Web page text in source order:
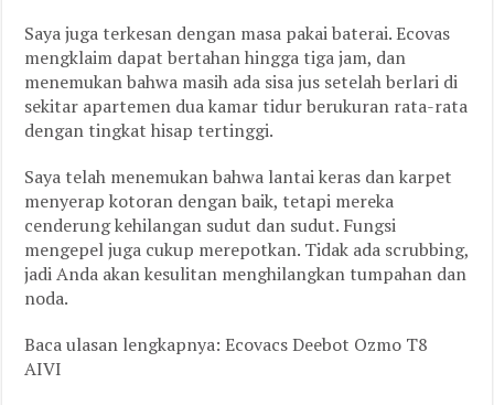
Saya juga terkesan dengan masa pakai baterai. Ecovas
mengklaim dapat bertahan hingga tiga jam, dan
menemukan bahwa masih ada sisa jus setelah berlari di
sekitar apartemen dua kamar tidur berukuran rata-rata
dengan tingkat hisap tertinggi.
Saya telah menemukan bahwa lantai keras dan karpet
menyerap kotoran dengan baik, tetapi mereka
cenderung kehilangan sudut dan sudut. Fungsi
mengepel juga cukup merepotkan. Tidak ada scrubbing,
jadi Anda akan kesulitan menghilangkan tumpahan dan
noda.
Baca ulasan lengkapnya: Ecovacs Deebot Ozmo T8
AIVI